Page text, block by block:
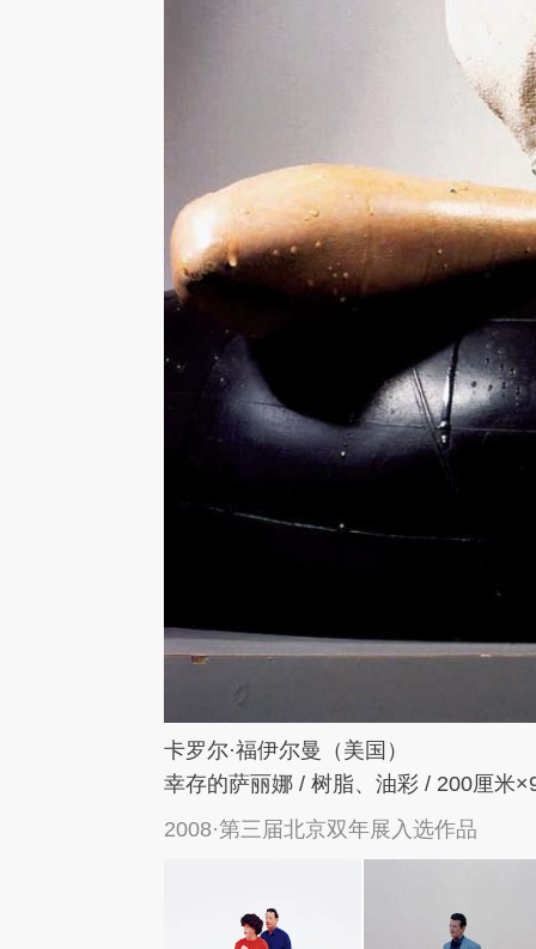
卡罗尔·福伊尔曼（美国）
幸存的萨丽娜 / 树脂、油彩 / 200厘米
2008·第三届北京双年展入选作品